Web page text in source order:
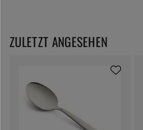
ZULETZT ANGESEHEN